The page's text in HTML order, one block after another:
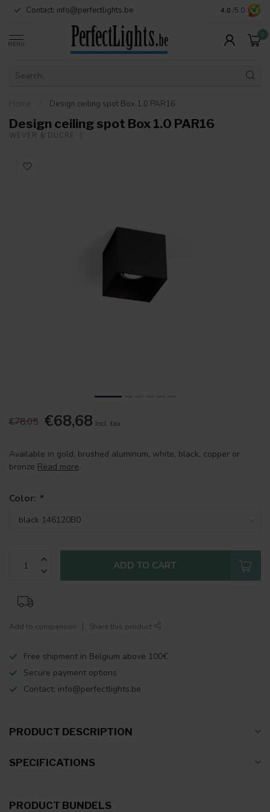
Contact: info@perfectlights.be 4.0 /5.0
MENU
0
Home Design ceiling spot Box 1.0 PAR16
Design ceiling spot Box 1.0 PAR16
WEVER & DUCRÉ
€78,05 €68,68 Incl. tax
Available in gold, brushed aluminum, white, black, copper or
bronze Read more.
Color: *
ADD TO CART
Add to comparison Share this product
Free shipment in Belgium above 100€
Secure payment options
Contact: info@perfectlights.be
PRODUCT DESCRIPTION
SPECIFICATIONS
PRODUCT BUNDELS